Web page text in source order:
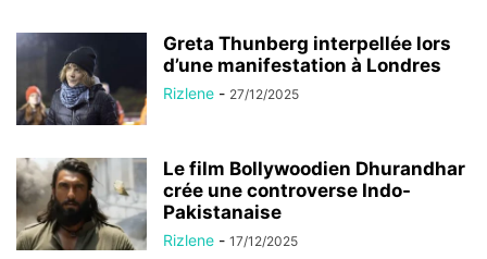
Greta Thunberg interpellée lors
d’une manifestation à Londres
Rizlene - 27/12/2025
Le film Bollywoodien Dhurandhar
crée une controverse Indo-
Pakistanaise
Rizlene - 17/12/2025